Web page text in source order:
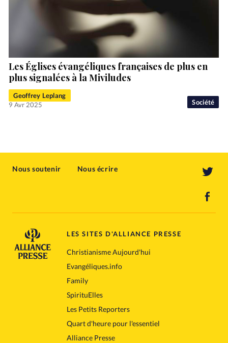
Société
Les Églises évangéliques françaises de plus en
plus signalées à la Miviludes
Geoffrey Leplang
9 Avr 2025
Nous soutenir Nous écrire
LES SITES D'ALLIANCE PRESSE
Christianisme Aujourd'hui
Evangéliques.info
Family
SpirituElles
Les Petits Reporters
Quart d'heure pour l'essentiel
Alliance Presse